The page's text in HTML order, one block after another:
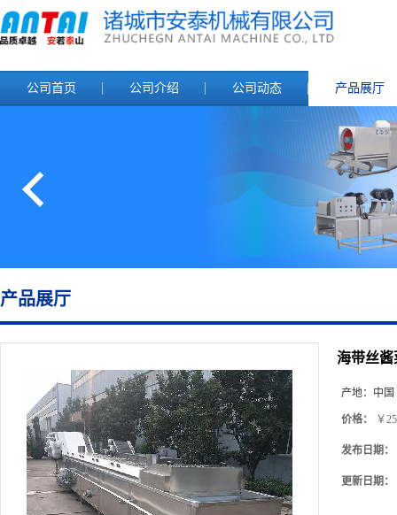
公司首页 公司介绍 公司动态 产品展厅
产品展厅
海带丝酱
产地： 中
价格： ￥
发布日期：
更新日期：